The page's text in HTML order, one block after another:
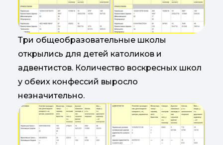
Три общеобразовательные школы
открылись для детей католиков и
адвентистов. Количество воскресных школ
у обеих конфессий выросло
незначительно.